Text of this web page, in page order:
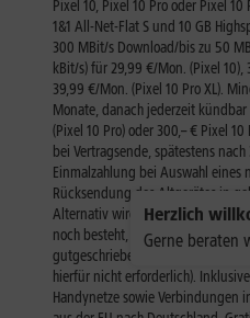
Herzlich
Gerne beraten